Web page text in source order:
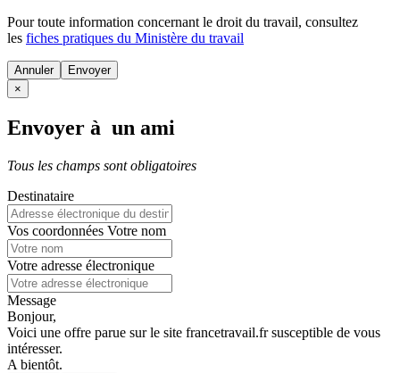
Pour toute information concernant le droit du travail, consultez
les fiches pratiques du Ministère du travail
Annuler
×
Envoyer à un ami
Tous les champs sont obligatoires
Destinataire
Vos coordonnées Votre nom
Votre adresse électronique
Message
Bonjour,
Voici une offre parue sur le site francetravail.fr susceptible de vous
intéresser.
A bientôt.